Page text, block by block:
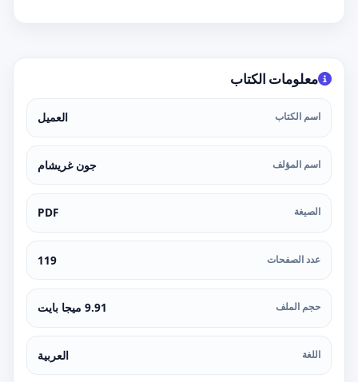
معلومات الكتاب
اسم الكتاب العميل
اسم المؤلف جون غريشام
الصيغة PDF
عدد الصفحات 119
حجم الملف 9.91 ميجا بايت
اللغة العربية